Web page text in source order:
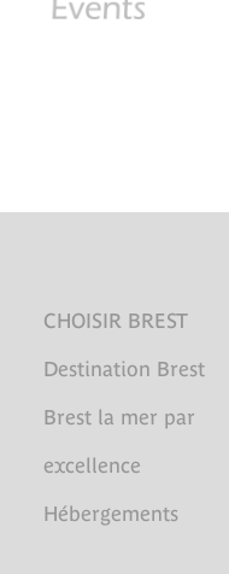
CHOISIR BREST
Destination Brest
Brest la mer par
excellence
Hébergements